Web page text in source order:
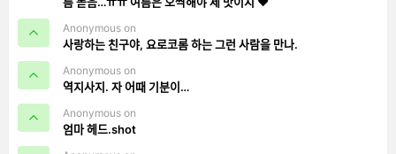
Anonymous on
사랑하는 친구야, 요로코롬 하는 그런 사람을 만나.
Anonymous on
역지사지. 자 어때 기분이…
Anonymous on
엄마 헤드.shot